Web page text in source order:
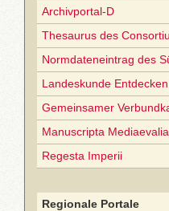
Archivportal-D
Thesaurus des
Normdateneintrag des
Landeskunde
Gemeinsamer
Manuscripta Mediaevalia
Regesta Imperii
Regionale Portale